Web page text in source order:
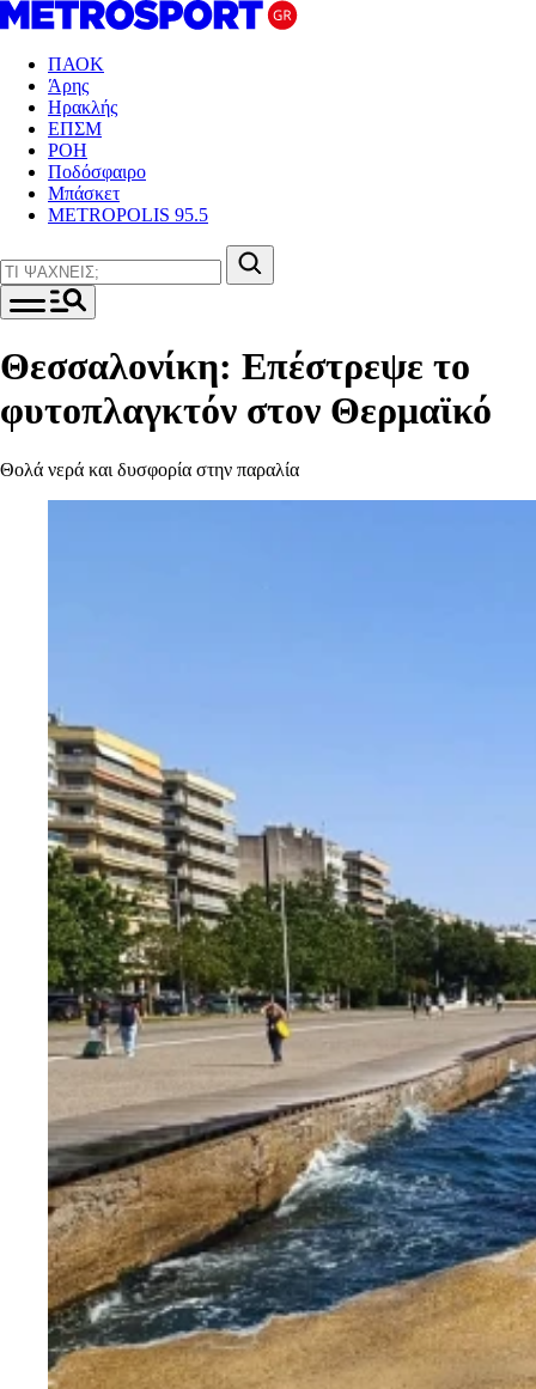
ΠΑΟΚ
Άρης
Ηρακλής
ΕΠΣΜ
ΡΟΗ
Ποδόσφαιρο
Μπάσκετ
METROPOLIS 95.5
Θεσσαλονίκη: Επέστρεψε το
φυτοπλαγκτόν στον Θερμαϊκό
Θολά νερά και δυσφορία στην παραλία